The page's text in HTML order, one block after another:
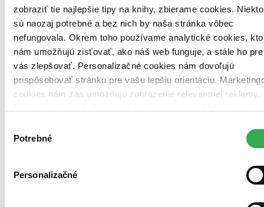
zobraziť tie najlepšie tipy na knihy, zbierame cookies.
sú naozaj potrebné a bez nich by naša stránka vôbec
nefungovala. Okrem toho používame analytické cookies,
nám umožňujú zisťovať, ako náš web funguje, a stále ho pre
vás zlepšovať. Personalizačné cookies nám dovoľujú
prispôsobovať stránku pre vašu lepšiu orientáciu.
cookies nám zas umožňujú zobrazenie relevantnej reklamy.
Ďakujeme!
súhlasu
Potrebné
Personalizačné
Trnavský kraj (5)
Galanta -Galantská knižnica Galantská kn. Hlohovec -Mestská
Mestská kn. Záhorská knižnica
Sereď -Mestská knižnica Mestská kn. Trnava -Knižnica J.
Fándlyho Kn. J. Fándlyho
Žilinský kraj (4)
Dolný Kubín -Oravská knižnica A. Habovštiaka Oravská kn. A.
Habovštiaka Liptovský Mikuláš -Liptovská knižnica G. F.
ktorých máme údaje.